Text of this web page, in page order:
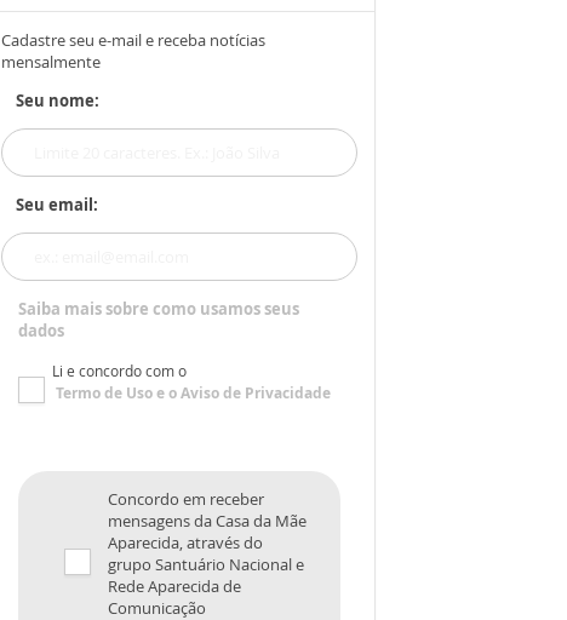
Cadastre seu e-mail e receba notícias
mensalmente
Seu nome:
Seu email:
Saiba mais sobre como usamos seus
dados
Li e concordo com o
Termo de Usoe oAviso de Privacidade
Concordo em receber
mensagens da Casa da Mãe
Aparecida, através do
grupo Santuário Nacional e
Rede Aparecida de
Comunicação